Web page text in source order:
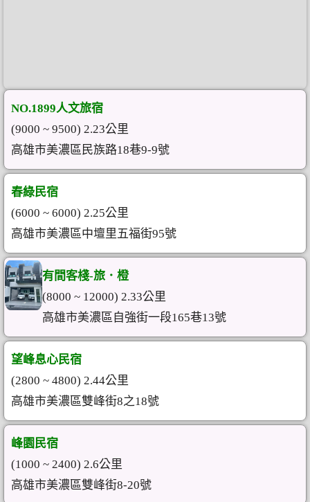
NO.1899人文旅宿
(9000 ~ 9500) 2.23公里
高雄市美濃區民族路18巷9-9號
春綠民宿
(6000 ~ 6000) 2.25公里
高雄市美濃區中壇里五福街95號
有間客棧-旅．橙
(8000 ~ 12000) 2.33公里
高雄市美濃區自強街一段165巷13號
望峰息心民宿
(2800 ~ 4800) 2.44公里
高雄市美濃區雙峰街8之18號
峰園民宿
(1000 ~ 2400) 2.6公里
高雄市美濃區雙峰街8-20號